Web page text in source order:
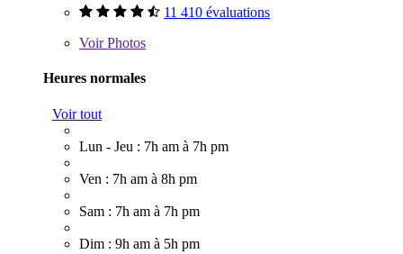
11 410 évaluations
VoirPhotos
Heures normales
Voir tout
Lun - Jeu : 7h am à 7h pm
Ven : 7h am à 8h pm
Sam : 7h am à 7h pm
Dim : 9h am à 5h pm